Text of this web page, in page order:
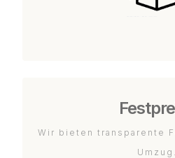
Wir bieten transparente
Umzug.